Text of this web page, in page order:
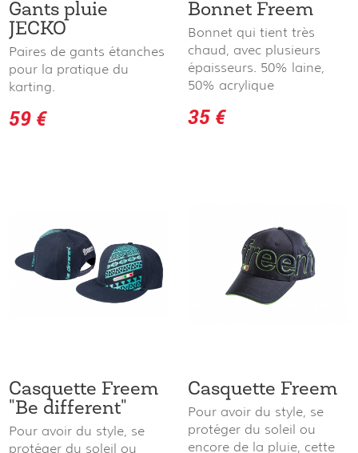
Gants pluie
JECKO
Paires de gants étanches
pour la pratique du
karting.
59 €
Bonnet Freem
Bonnet qui tient très
chaud, avec plusieurs
épaisseurs. 50% laine,
50% acrylique
35 €
Casquette Freem
"Be different"
Pour avoir du style, se
protéger du soleil ou
Casquette Freem
Pour avoir du style, se
protéger du soleil ou
encore de la pluie, cette